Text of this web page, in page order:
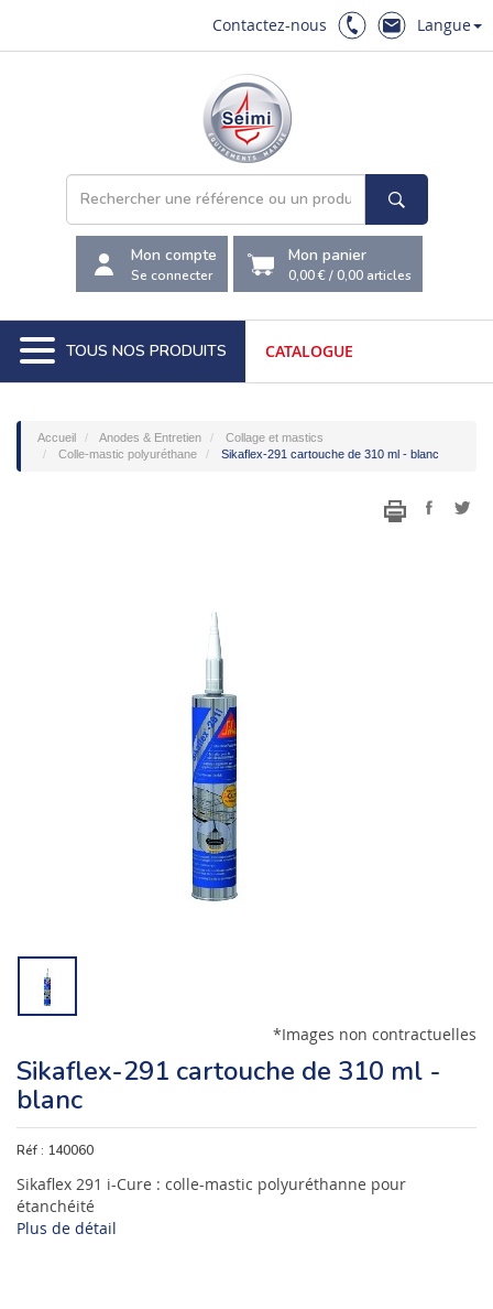
Contactez-nous Langue
Mon compte
Se connecter
Mon panier
0,00 €/0,00 articles
TOUS NOS PRODUITS CATALOGUE
Accueil Anodes & Entretien
Collage et mastics
Colle-mastic polyuréthane
Sikaflex-291 cartouche de 310 ml - blanc
*Images non contractuelles
Sikaflex-291 cartouche de 310 ml -
blanc
Réf : 140060
Sikaflex 291 i-Cure : colle-mastic polyuréthanne pour
étanchéité
Plus de détail